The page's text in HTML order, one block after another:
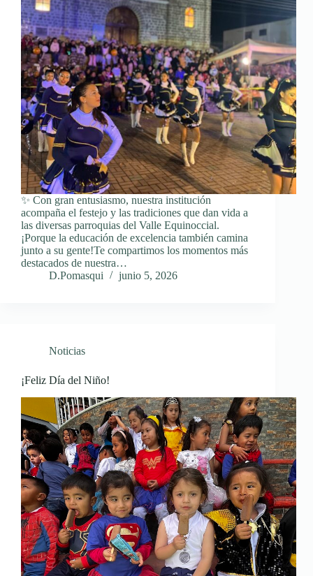
✨ Con gran entusiasmo, nuestra institución
acompaña el festejo y las tradiciones que dan vida a
las diversas parroquias del Valle Equinoccial.
¡Porque la educación de excelencia también camina
junto a su gente!Te compartimos los momentos más
destacados de nuestra…
D.Pomasqui
junio 5, 2026
Noticias
¡Feliz Día del Niño!